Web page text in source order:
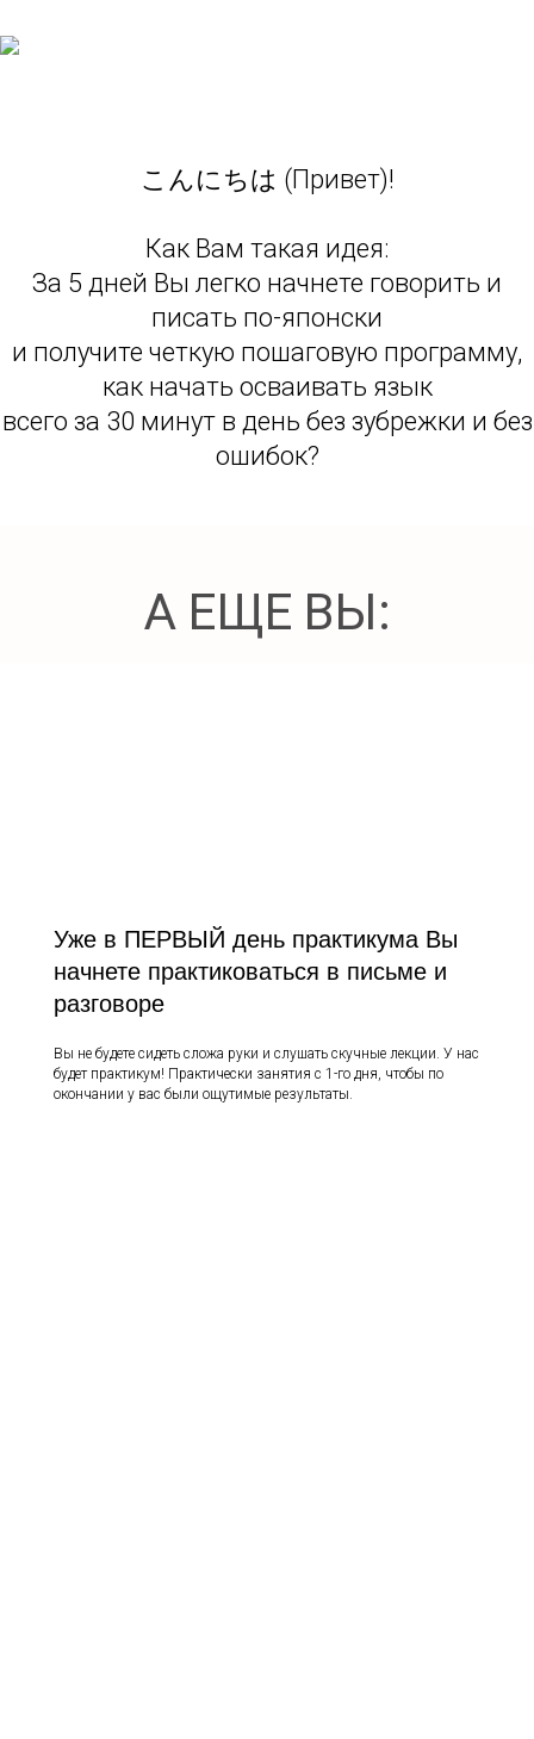
こんにちは (Привет)!
Как Вам такая идея:
За 5 дней Вы легко начнете говорить и
писать по-японски
и получите четкую пошаговую программу,
как начать осваивать язык
всего за 30 минут в день без зубрежки и без
ошибок?
А ЕЩЕ ВЫ:
Уже в ПЕРВЫЙ день практикума Вы
начнете практиковаться в письме и
разговоре
Вы не будете сидеть сложа руки и слушать скучные лекции. У нас
будет практикум! Практически занятия с 1-го дня, чтобы по
окончании у вас были ощутимые результаты.